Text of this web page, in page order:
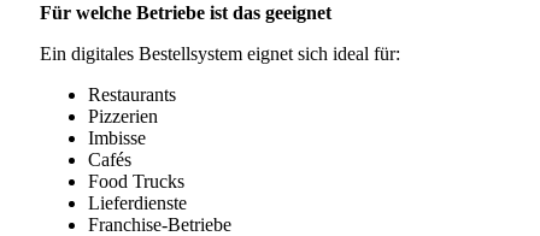
Für welche Betriebe ist das geeignet
Ein digitales Bestellsystem eignet sich ideal für:
Restaurants
Pizzerien
Imbisse
Cafés
Food Trucks
Lieferdienste
Franchise-Betriebe